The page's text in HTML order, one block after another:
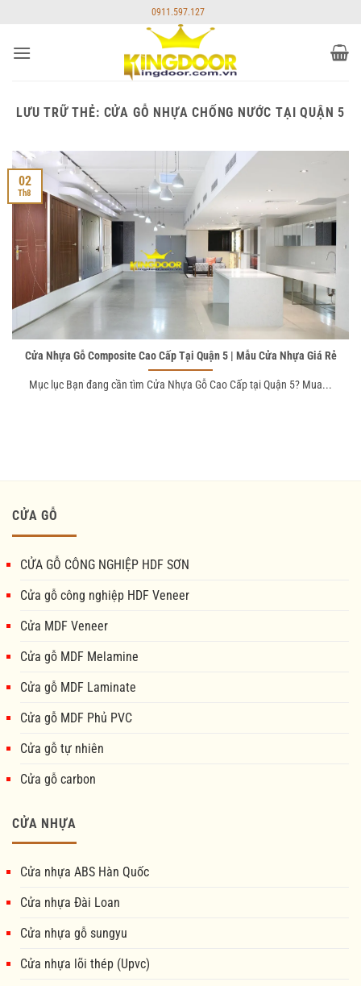
nội
0911.597.127
LƯU TRỮ THẺ: CỬA GỖ NHỰA CHỐNG NƯỚC TẠI QUẬN 5
Cửa Nhựa Gỗ Composite Cao Cấp Tại Quận 5 | Mẫu Cửa Nhựa Giá Rẻ
Mục lục Bạn đang cần tìm Cửa Nhựa Gỗ Cao Cấp tại Quận 5? Mua...
02
Th8
CỬA GỖ
CỬA GỖ CÔNG NGHIỆP HDF SƠN
Cửa gỗ công nghiệp HDF Veneer
Cửa MDF Veneer
Cửa gỗ MDF Melamine
Cửa gỗ MDF Laminate
Cửa gỗ MDF Phủ PVC
Cửa gỗ tự nhiên
Cửa gỗ carbon
CỬA NHỰA
Cửa nhựa ABS Hàn Quốc
Cửa nhựa Đài Loan
Cửa nhựa gỗ sungyu
Cửa nhựa lõi thép (Upvc)